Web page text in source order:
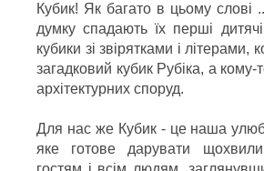
Кубик! Як багато в цьому слові
думку спадають їх перші
кубики зі звірятками і літерами,
загадковий кубик Рубіка, а кому-
архітектурних споруд.
Для нас же Кубик - це наша
яке готове дарувати